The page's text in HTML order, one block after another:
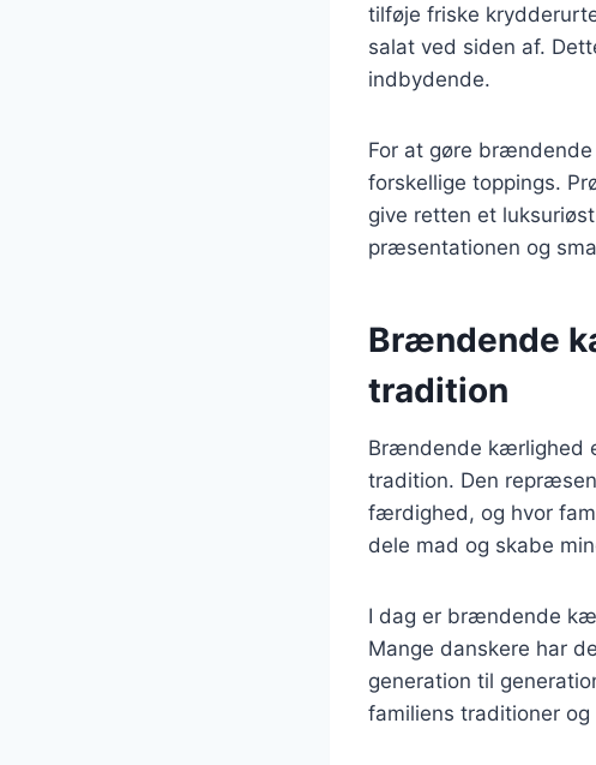
tilføje friske
salat ved siden af.
indbydende.
For at gøre
forskellige toppings.
give retten et
præsentationen og
Brændende
tradition
Brændende kærlighed
tradition. Den
færdighed, og hvor
dele mad og skabe
I dag er brændende
Mange danskere har
generation til
familiens traditioner og